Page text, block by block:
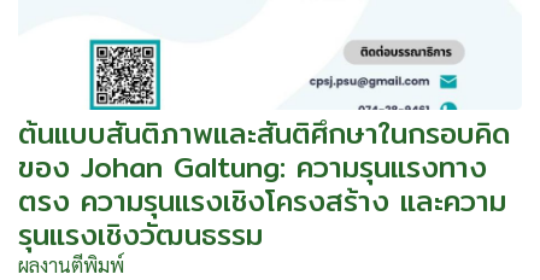
ต้นแบบสันติภาพและสันติศึกษาในกรอบคิด
ของ Johan Galtung: ความรุนแรงทาง
ตรง ความรุนแรงเชิงโครงสร้าง และความ
รุนแรงเชิงวัฒนธรรม
ผลงานตีพิมพ์